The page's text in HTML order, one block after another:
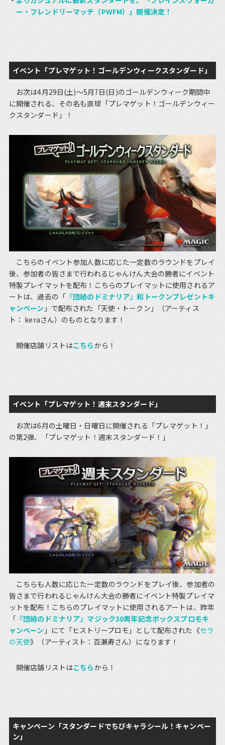
ー・フレンドリーマッチ（PWFM）」開催決定！
イベント「プレマゲット！ゴールデンウィークスタンダード」
お次は4月29日(土)～5月7日(日)のゴールデンウィーク期間中
に開催される、その名も直球「プレマゲット！ゴールデンウィー
クスタンダード」！
こちらのイベント参加人数に応じた一定数のラウンドをプレイ
後、参加者の皆さまで行われるじゃんけん大会の勝者にイベント
特製プレイマットを配布！こちらのプレイマットに使用されるア
ートは、過去の「 『団結のドミナリア』和トークンプレゼントキ
ャンペーン 」で配布された「天使・トークン」（アーティス
ト： keraさん）のものとなります！
開催店舗リストはこちらから！
イベント「プレマゲット！週末スタンダード」
お次は6月の土曜日・日曜日に開催される「プレマゲット！」
の第2弾、「プレマゲット！週末スタンダード！」
こちらも人数に応じた一定数のラウンドをプレイ後、参加者の
皆さまで行われるじゃんけん大会の勝者にイベント特製プレイマ
ットを配布！こちらのプレイマットに使用されるアートは、昨年
「 『団結のドミナリア』マジック30周年記念ボックスプロモキ
ャンペーン 」にて「ヒストリープロモ」として配布された《セラ
の天使》（アーティスト：百瀬寿さん）になります！
開催店舗リストはこちらから！
キャンペーン「スタンダードでちびキャラシール！キャンペー
ン」